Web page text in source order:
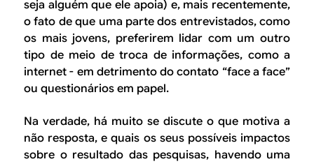
seja alguém que ele apoia) e, mais recentemente,
o fato de que uma parte dos entrevistados, como
os mais jovens, preferirem lidar com um outro
tipo de meio de troca de informações, como a
internet - em detrimento do contato “face a face”
ou questionários em papel.
Na verdade, há muito se discute o que motiva a
não resposta, e quais os seus possíveis impactos
sobre o resultado das pesquisas, havendo uma